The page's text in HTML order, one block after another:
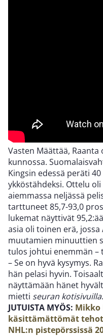
Vasten Määttää,
kunnossa.
Kingsin edessä peräti
ykköstähdeksi. Ottelu
aiemmassa neljässä
tarttuneet 85,7-93,0
lukemat näyttivät
asia oli toinen erä,
muutamien minuuttien
tulos johtui enemmän –
– Se on hyvä kysymys.
hän pelasi hyvin.
näyttämään hänet
mietti seuran kotisivuilla.
JUTUISTA MYÖS: Mikko
käsittämättömät
NHL:n pistepörssissä